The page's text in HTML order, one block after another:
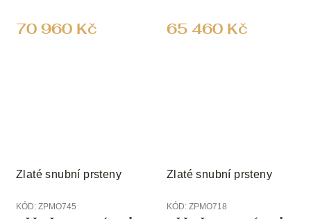
70 960 Kč 65 460 Kč
Zlaté snubní prsteny
KÓD: ZPMO745
Zlaté snubní prsteny
KÓD: ZPMO718